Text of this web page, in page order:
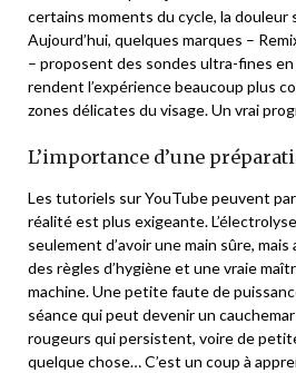
certains moments du cycle, la douleur
Aujourd’hui, quelques marques –
– proposent des sondes ultra-fines
rendent l’expérience beaucoup plus
zones délicates du visage. Un vrai
L’importance d’une
Les tutoriels sur YouTube peuvent
réalité est plus exigeante.
seulement d’avoir une main sûre,
des règles d’hygiène et une vraie
machine. Une petite faute de
séance qui peut devenir un
rougeurs qui persistent, voire de
quelque chose… C’est un coup à